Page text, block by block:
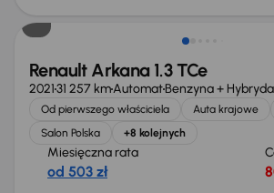
Renault Arkana 1.3 TCe
202131 257 kmAutomatBenzyna + Hybryda
Od pierwszego właściciela Auta krajowe
Salon Polska
+8 kolejnych
Miesięczna rata
od 503 zł